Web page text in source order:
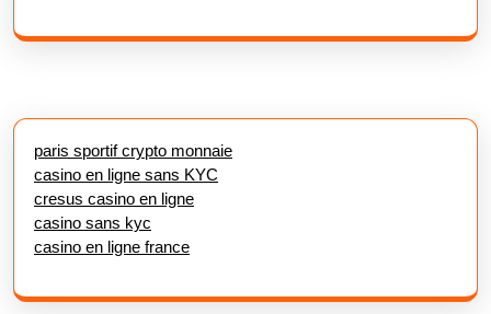
paris sportif crypto monnaie
casino en ligne sans KYC
cresus casino en ligne
casino sans kyc
casino en ligne france